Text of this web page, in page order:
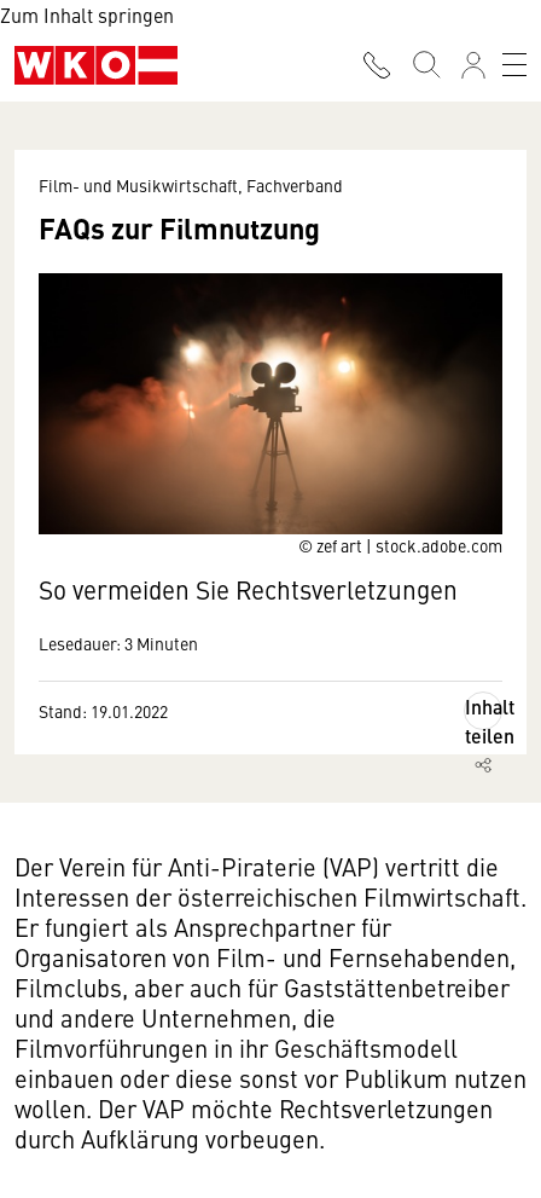
Zum Inhalt springen
© zef art | stock.adobe.com
Film- und Musikwirtschaft, Fachverband
FAQs zur Filmnutzung
So vermeiden Sie Rechtsverletzungen
Lesedauer: 3 Minuten
Stand: 19.01.2022
Inhalt
teilen
Der Verein für Anti-Piraterie (VAP) vertritt die
Interessen der österreichischen Filmwirtschaft.
Er fungiert als Ansprechpartner für
Organisatoren von Film- und Fernsehabenden,
Filmclubs, aber auch für Gaststättenbetreiber
und andere Unternehmen, die
Filmvorführungen in ihr Geschäftsmodell
einbauen oder diese sonst vor Publikum nutzen
wollen. Der VAP möchte Rechtsverletzungen
durch Aufklärung vorbeugen.